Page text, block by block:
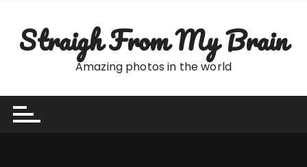
content
Straigh From My Brain
Amazing photos in the world